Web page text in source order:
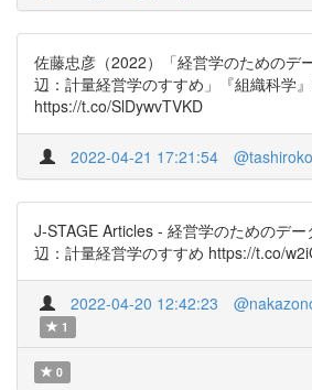
佐藤忠彦（2022）「経営学のためのデ
辺：計量経営学のすすめ」『組織科学』
https://t.co/SlDywvTVKD
2022-04-21 17:21:54
J-STAGE Articles - 経営学のためのデ
辺：計量経営学のすすめ https://t.co/
2022-04-20 12:42:23
1
0